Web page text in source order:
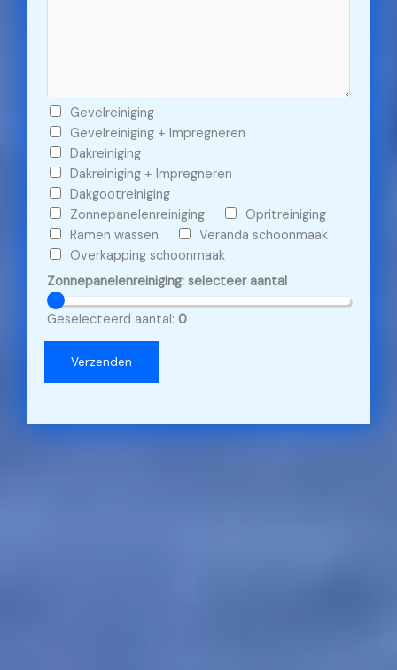
C
h
e
c
k
b
o
x
e
s
Gevelreiniging
Gevelreiniging + Impregneren
Dakreiniging
Dakreiniging + Impregneren
Dakgootreiniging
Zonnepanelenreiniging
Opritreiniging
Ramen wassen
Veranda schoonmaak
Overkapping schoonmaak
Zonnepanelenreiniging: selecteer aantal
Geselecteerd aantal: 0
Verzenden